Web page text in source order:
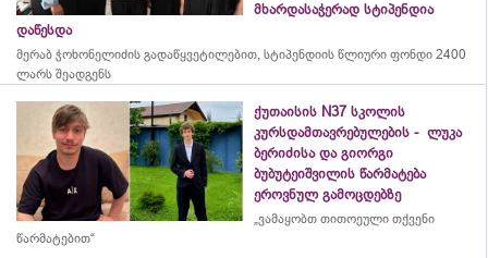
მხარდასაჭერად სტიპენდია
დაწესდა
მერაბ ჭოხონელიძის გადაწყვეტილებით, სტიპენდიის წლიური ფონდი 2400
ლარს შეადგენს
ქუთაისის N37 სკოლის
კურსდამთავრებულების - ლუკა
ბერიძისა და გიორგი
ბუბუტეიშვილის წარმატება
ეროვნულ გამოცდებზე
„ვამაყობთ თითოეული თქვენი
წარმატებით“